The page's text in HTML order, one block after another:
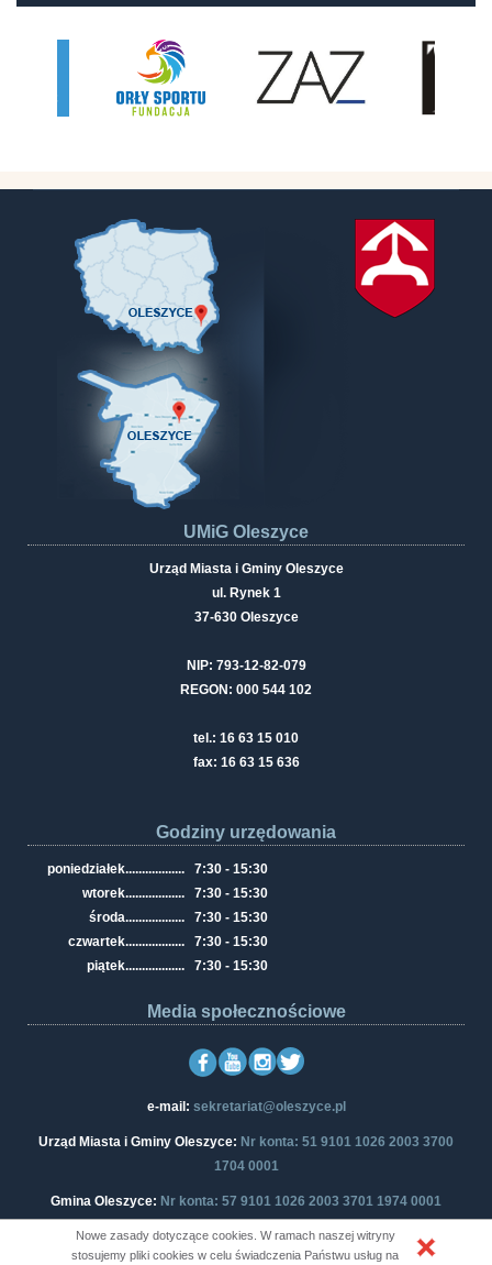
UMiG Oleszyce
Urząd Miasta i Gminy Oleszyce
ul. Rynek 1
37-630 Oleszyce
NIP: 793-12-82-079
REGON: 000 544 102
tel.: 16 63 15 010
fax: 16 63 15 636
Godziny urzędowania
poniedziałek..................
7:30 - 15:30
wtorek..................
7:30 - 15:30
środa..................
7:30 - 15:30
czwartek..................
7:30 - 15:30
piątek.................. 7:30 - 15:30
Media społecznościowe
e-mail: sekretariat@oleszyce.pl
Urząd Miasta i Gminy Oleszyce: Nr konta: 51 9101 1026 2003 3700
1704 0001
Gmina Oleszyce: Nr konta: 57 9101 1026 2003 3701 1974 0001
Nowe zasady dotyczące cookies. W ramach naszej witryny
stosujemy pliki cookies w celu świadczenia Państwu usług na